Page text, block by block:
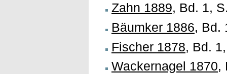
Zahn 1889, Bd. 1,
Bäumker 1886, Bd.
Fischer 1878, Bd.
Wackernagel 1870,